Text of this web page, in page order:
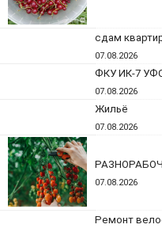
сдам
07.08.2026
ФКУ ИК-7
07.08.2026
Жильё
07.08.2026
07.08.2026
Ремонт